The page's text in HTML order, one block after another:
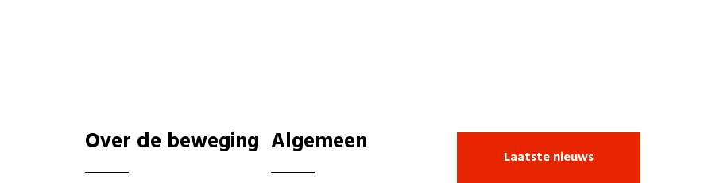
Over de beweging Algemeen Laatste nieuws